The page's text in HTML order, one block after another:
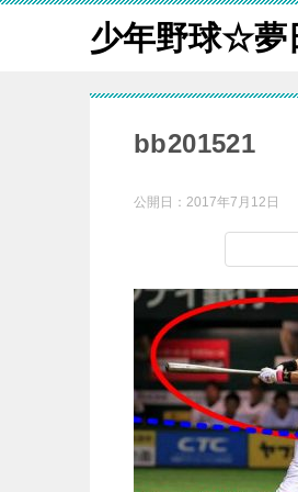
少年野球☆
bb201521
公開日： 2017年7月12日